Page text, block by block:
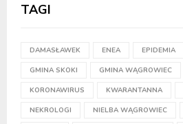
TAGI
DAMASŁAWEK ENEA EPIDEMIA
GMINA SKOKI GMINA WĄGROWIEC
KORONAWIRUS KWARANTANNA
NEKROLOGI NIELBA WĄGROWIEC